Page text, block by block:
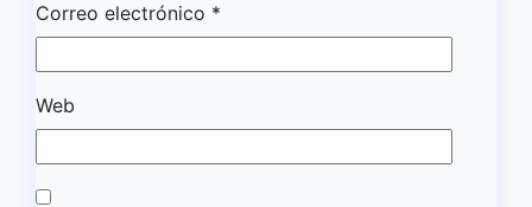
Correo electrónico *
Web